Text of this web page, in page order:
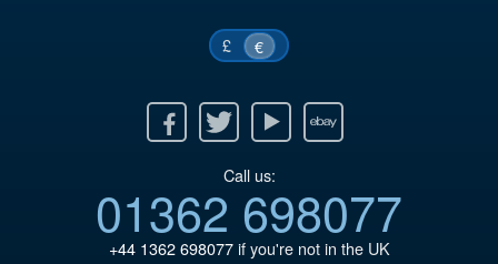
£ €
Twitter Youtube Ebay
Call us:
01362 698077
+44 1362 698077if you're not in the UK